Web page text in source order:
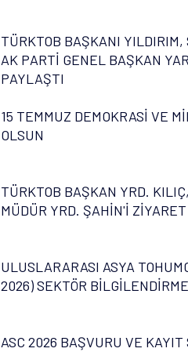
TÜRKTOB BAŞKANI YILDIRIM,
AK PARTİ GENEL BAŞKAN
PAYLAŞTI
15 TEMMUZ DEMOKRASİ VE
OLSUN
TÜRKTOB BAŞKAN YRD.
MÜDÜR YRD. ŞAHİN'İ
ULUSLARARASI ASYA
2026) SEKTÖR
ASC 2026 BAŞVURU VE KAYIT